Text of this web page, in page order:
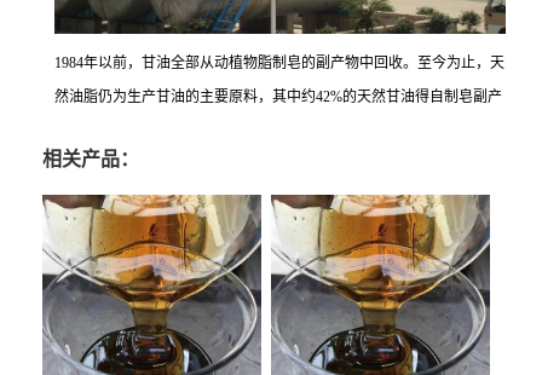
1984年以前，甘油全部从动植物脂制皂的副产物中回收。至今为止，天
然油脂仍为生产甘油的主要原料，其中约42%的天然甘油得自制皂副产
相关产品：